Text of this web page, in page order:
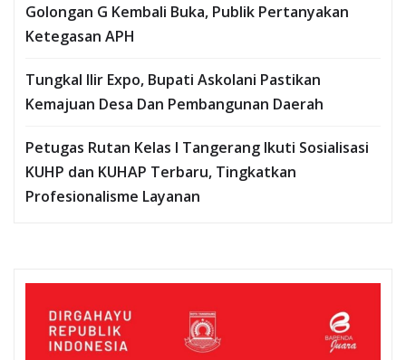
Golongan G Kembali Buka, Publik Pertanyakan
Ketegasan APH
Tungkal Ilir Expo, Bupati Askolani Pastikan
Kemajuan Desa Dan Pembangunan Daerah
Petugas Rutan Kelas I Tangerang Ikuti Sosialisasi
KUHP dan KUHAP Terbaru, Tingkatkan
Profesionalisme Layanan